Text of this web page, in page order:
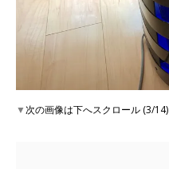
▼次の画像は下へスクロール (3/14)